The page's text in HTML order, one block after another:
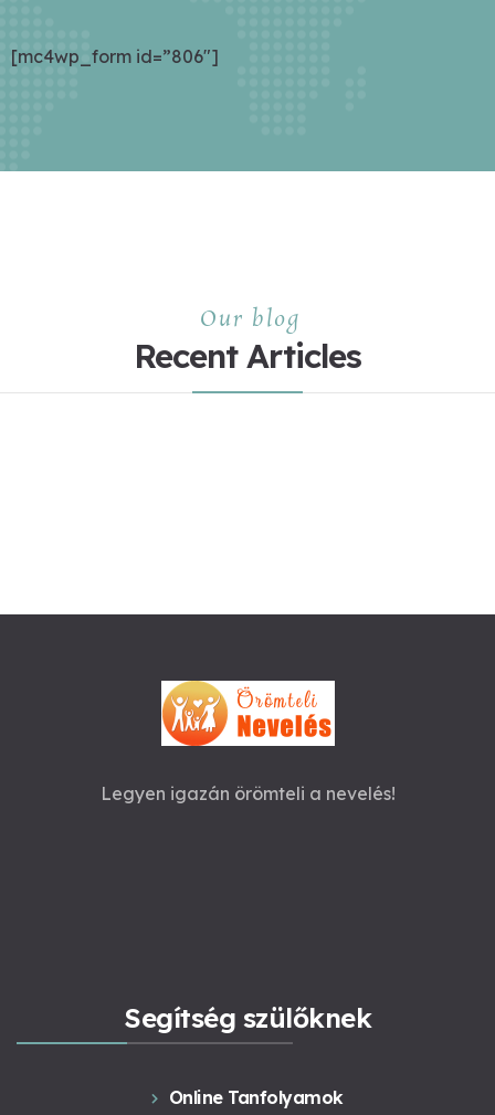
[mc4wp_form id=”806″]
Our blog
Recent Articles
Legyen igazán örömteli a nevelés!
Segítség szülőknek
Online Tanfolyamok